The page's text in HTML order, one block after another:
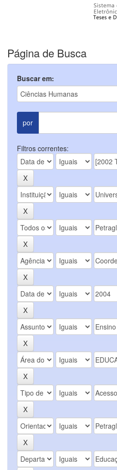
Página de Busca
Buscar em:
por
Filtros correntes: